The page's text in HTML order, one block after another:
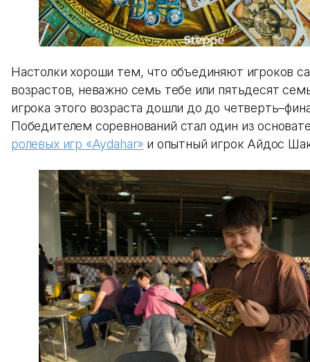
Настолки хороши тем, что объединяют игроков
возрастов, неважно семь тебе или пятьдесят
игрока этого возраста дошли до до
Победителем соревнований стал один из
ролевых игр «Aydahar» и опытный игрок Айдос